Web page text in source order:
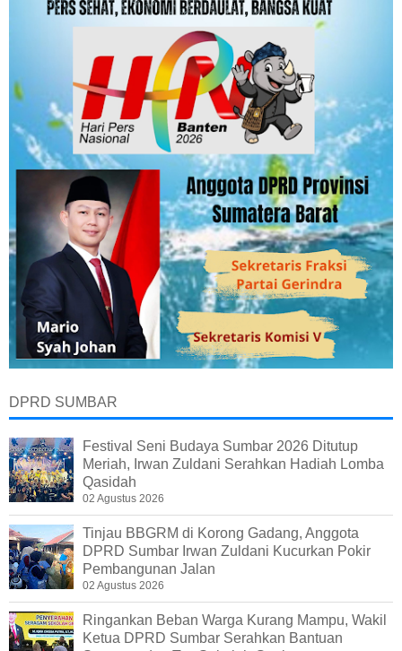
DPRD SUMBAR
Festival Seni Budaya Sumbar 2026 Ditutup
Meriah, Irwan Zuldani Serahkan Hadiah Lomba
Qasidah
02 Agustus 2026
Tinjau BBGRM di Korong Gadang, Anggota
DPRD Sumbar Irwan Zuldani Kucurkan Pokir
Pembangunan Jalan
02 Agustus 2026
Ringankan Beban Warga Kurang Mampu, Wakil
Ketua DPRD Sumbar Serahkan Bantuan